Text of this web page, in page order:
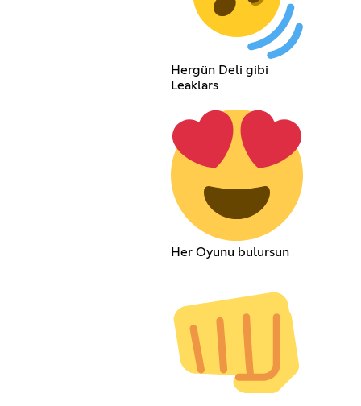
Hergün Deli gibi
Leaklars
Her Oyunu bulursun